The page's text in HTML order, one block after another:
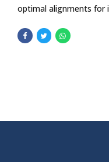
optimal alignments for
catalysts for change.